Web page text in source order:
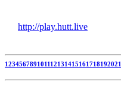
http://play.hutt.live
123456789101112131415161718192021